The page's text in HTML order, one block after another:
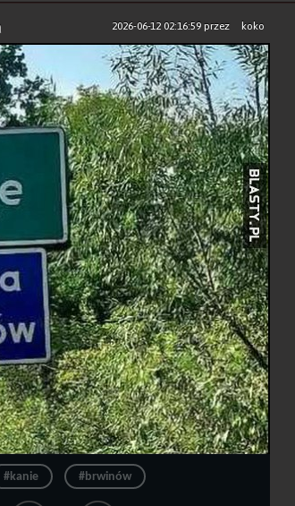
2026-06-12 02:16:59przez koko
#kanie #brwinów